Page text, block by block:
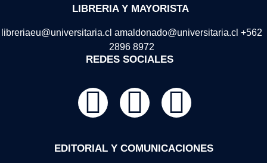
LIBRERIA Y MAYORISTA
libreriaeu@universitaria.cl amaldonado@universitaria.cl +562
2896 8972
REDES SOCIALES
EDITORIAL Y COMUNICACIONES